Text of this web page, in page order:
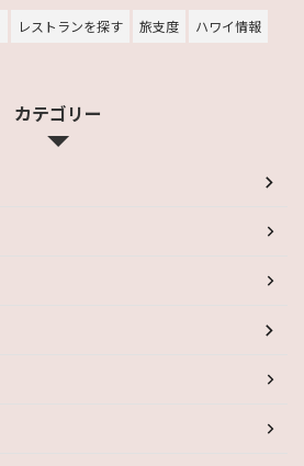
レストランを探す 旅支度 ハワイ情報
カテゴリー